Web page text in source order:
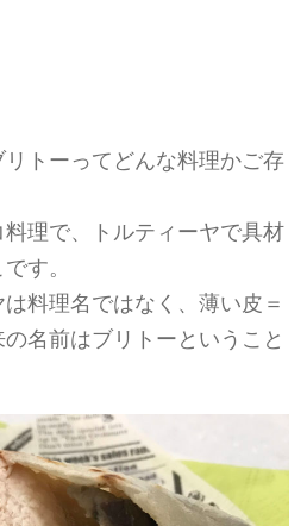
トーってどんな料理かご存
理で、トルティーヤで具材
す。
料理名ではなく、薄い皮＝
名前はブリトーということ